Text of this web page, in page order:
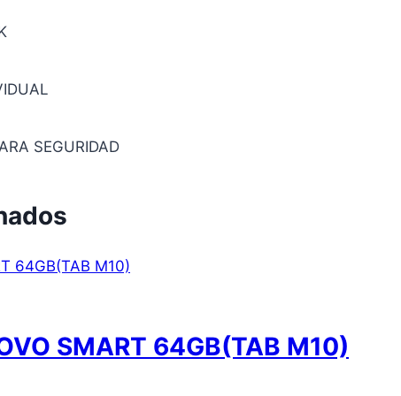
SEGURIDAD
SMART 64GB(TAB M10)